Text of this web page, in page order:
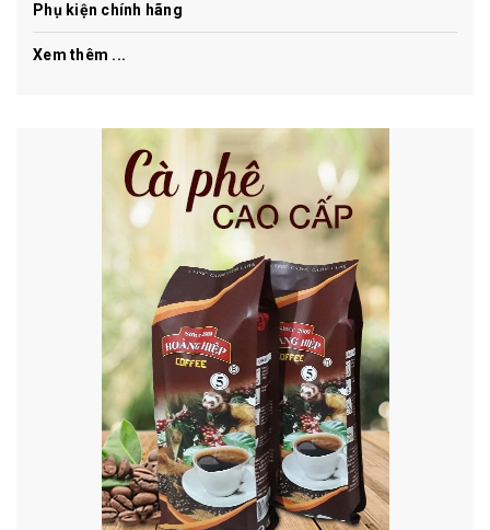
Phụ kiện chính hãng
Xem thêm ...